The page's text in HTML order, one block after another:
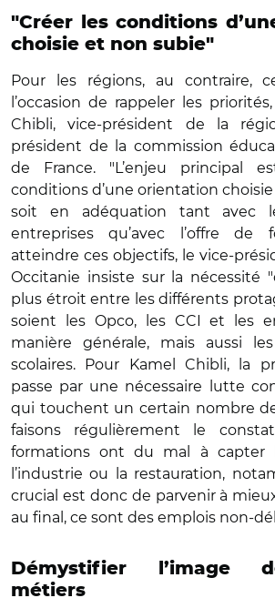
"Créer les conditions
choisie et non subie"
Pour les régions, au contraire,
l’occasion de rappeler les
Chibli, vice-président de la
président de la commission
de France. "L’enjeu principal
conditions d’une orientation
soit en adéquation tant avec
entreprises qu’avec l’offre de
atteindre ces objectifs, le vice-
Occitanie insiste sur la nécessité
plus étroit entre les différents
soient les Opco, les CCI et les
manière générale, mais aussi
scolaires. Pour Kamel Chibli, la
passe par une nécessaire lutte
qui touchent un certain nombre
faisons régulièrement le
formations ont du mal à capter
l’industrie ou la restauration,
crucial est donc de parvenir à
au final, ce sont des emplois non-
Démystifier l’image
métiers